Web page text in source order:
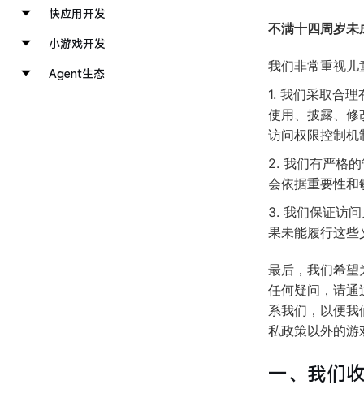
快应用开发
小游戏开发
Agent生态
不满十四周岁未
我们非常重视儿
1. 我们采取合
使用、披露、修
访问权限控制机
2. 我们有严格
会依据重要性和
3. 我们保证访
果未能履行这些
最后，我们希望
任何疑问，请
系我们，以便
私政策以外的游
一、我们